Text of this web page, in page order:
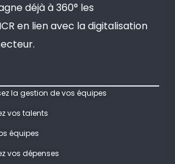
déjà à 360° les
en lien avec la digitalisation
la gestion de vos équipes
vos talents
équipes
vos dépenses